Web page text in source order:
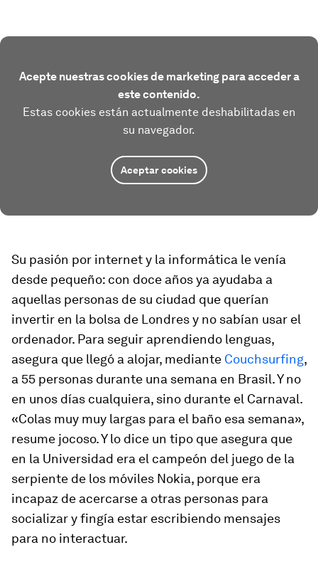
Acepte nuestras cookies de marketing para acceder a
este contenido.
Estas cookies están actualmente deshabilitadas en
su navegador.
Aceptar cookies
Su pasión por internet y la informática le venía
desde pequeño: con doce años ya ayudaba a
aquellas personas de su ciudad que querían
invertir en la bolsa de Londres y no sabían usar el
ordenador. Para seguir aprendiendo lenguas,
asegura que llegó a alojar, mediante Couchsurfing,
a 55 personas durante una semana en Brasil. Y no
en unos días cualquiera, sino durante el Carnaval.
«Colas muy muy largas para el baño esa semana»,
resume jocoso. Y lo dice un tipo que asegura que
en la Universidad era el campeón del juego de la
serpiente de los móviles Nokia, porque era
incapaz de acercarse a otras personas para
socializar y fingía estar escribiendo mensajes
para no interactuar.